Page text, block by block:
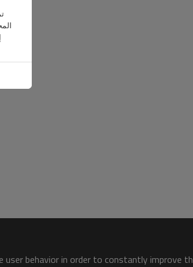
behavior in order to constantly improve